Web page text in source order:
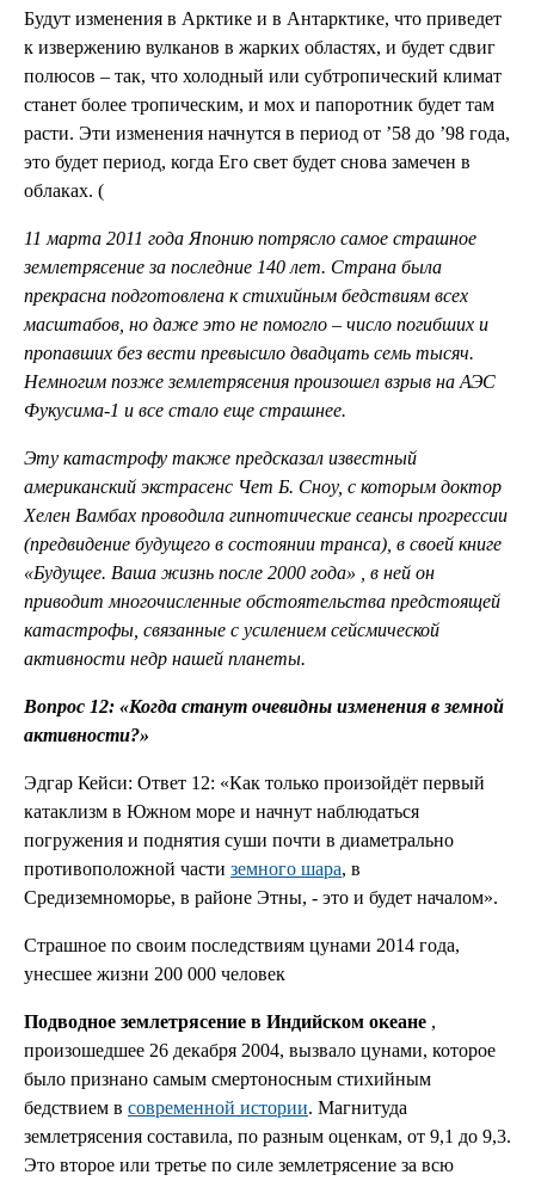
Будут изменения в Арктике и в Антарктике, что приведет
к извержению вулканов в жарких областях, и будет сдвиг
полюсов – так, что холодный или субтропический климат
станет более тропическим, и мох и папоротник будет там
расти. Эти изменения начнутся в период от ’58 до ’98 года,
это будет период, когда Его свет будет снова замечен в
облаках. (
11 марта 2011 года Японию потрясло самое страшное
землетрясение за последние 140 лет. Страна была
прекрасна подготовлена к стихийным бедствиям всех
масштабов, но даже это не помогло – число погибших и
пропавших без вести превысило двадцать семь тысяч.
Немногим позже землетрясения произошел взрыв на АЭС
Фукусима-1 и все стало еще страшнее.
Эту катастрофу также предсказал известный
американский экстрасенс Чет Б. Сноу, с которым доктор
Хелен Вамбах проводила гипнотические сеансы прогрессии
(предвидение будущего в состоянии транса), в своей книге
«Будущее. Ваша жизнь после 2000 года»
, в ней он
приводит многочисленные обстоятельства предстоящей
катастрофы, связанные с усилением сейсмической
активности недр нашей планеты.
Вопрос 12: «Когда станут очевидны изменения в земной
активности?»
Эдгар Кейси: Ответ 12: «Как только произойдёт первый
катаклизм в Южном море и начнут наблюдаться
погружения и поднятия суши почти в диаметрально
противоположной части земного шара, в
Средиземноморье, в районе Этны, - это и будет началом».
Страшное по своим последствиям цунами 2014 года,
унесшее жизни 200 000 человек
Подводное землетрясение в Индийском океане ,
произошедшее 26 декабря 2004, вызвало цунами, которое
было признано самым смертоносным стихийным
бедствием в современной истории. Магнитуда
землетрясения составила, по разным оценкам, от 9,1 до 9,3.
Это второе или третье по силе землетрясение за всю